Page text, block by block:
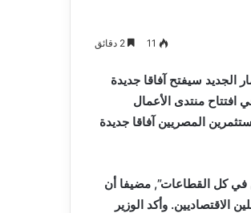
11
الجديد سيفتح آفاقا جديدة
افتتاح منتدى الأعمال
المصريين آفاقا جديدة
في كل القطاعات”, مضيفا أن
الاقتصاديين. وأكد الوزير